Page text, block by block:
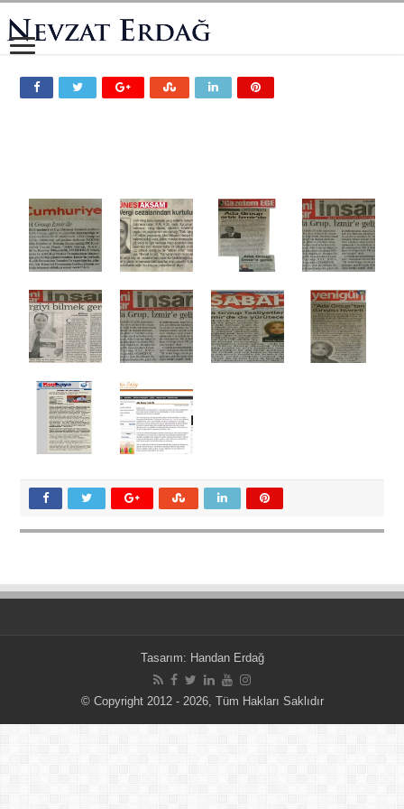
Tasarım: Handan Erdağ
© Copyright 2012 - 2026, Tüm Hakları Saklıdır